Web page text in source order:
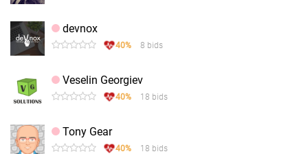
devnox
40% 8 bids
Veselin Georgiev
40% 18 bids
Tony Gear
40% 18 bids